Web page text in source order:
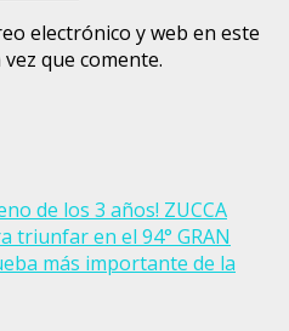
electrónico y web en este
que comente.
de los 3 años! ZUCCA
triunfar en el 94° GRAN
más importante de la